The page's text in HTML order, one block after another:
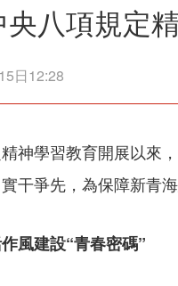
八項規定
日12:28
神學習教育開展以來
干爭先，為保障新青
風建設“青春密碼”